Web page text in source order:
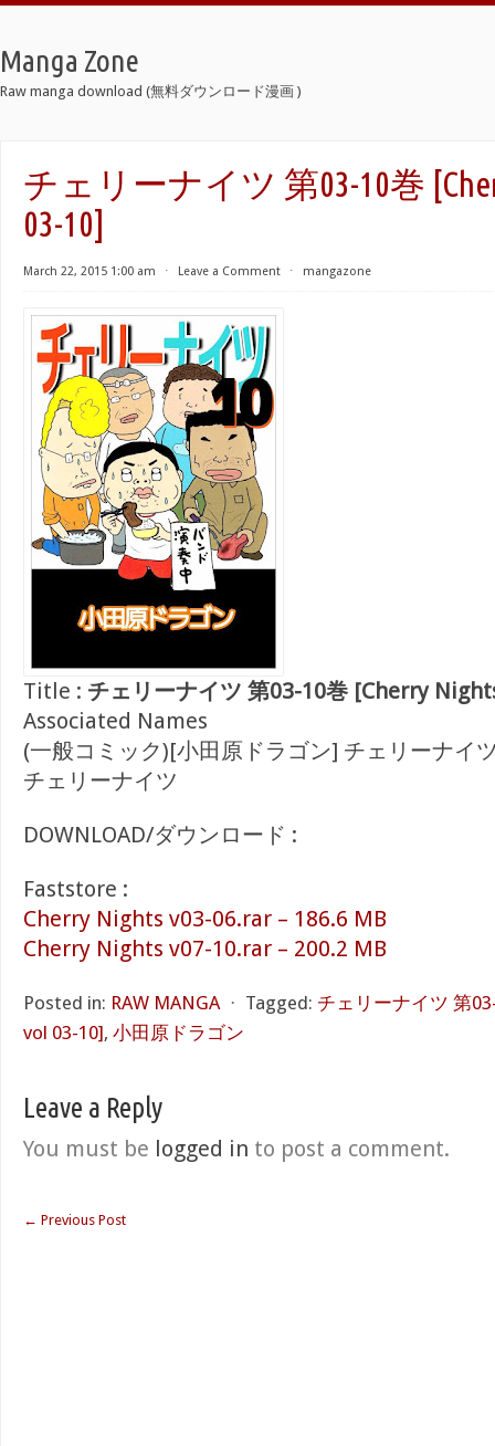
Manga Zone
Raw manga download (無料ダウンロード漫画 )
チェリーナイツ 第03-10巻
03-10]
March 22, 2015 1:00 am ⋅ Leave a Comment ⋅ mangazone
Title : チェリーナイツ 第03-10巻 [Cherry
Associated Names
(一般コミック)[小田原ドラゴン] チェリーナイ
チェリーナイツ
DOWNLOAD/ダウンロード :
Faststore :
Cherry Nights v03-06.rar – 186.6 MB
Cherry Nights v07-10.rar – 200.2 MB
Posted in: RAW MANGA ⋅ Tagged: チェリーナイツ 第
vol 03-10], 小田原ドラゴン
Leave a Reply
You must be logged in to post a comment.
← Previous Post